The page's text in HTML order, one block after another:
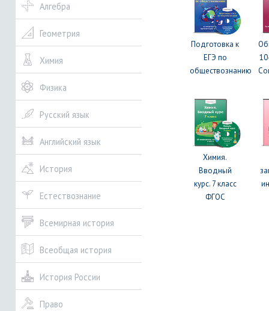
Алгебра
Геометрия
Химия
Физика
Русский язык
Английский язык
История
Естествознание
Всемирная история
Всеобщая история
История России
Право
Подготовка к
ЕГЭ по
обществознанию
Химия.
Вводный
курс. 7 класс
ФГОС